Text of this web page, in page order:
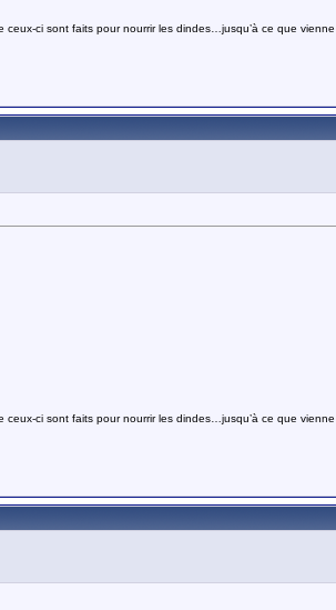
ci sont faits pour nourrir les dindes…jusqu’à ce que
ci sont faits pour nourrir les dindes…jusqu’à ce que